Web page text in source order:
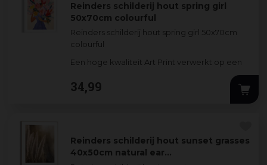
Reinders schilderij hout spring girl
50x70cm colourful
Reinders schilderij hout spring girl 50x70cm
colourful
Een hoge kwaliteit Art Print verwerkt op een
3mm dik MDF-bord. De stijlvolle prints worden
omlijst door een
34,99
Reinders schilderij hout sunset grasses
40x50cm natural ear…